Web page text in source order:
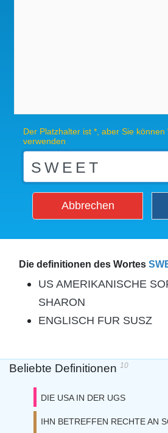
Der Platzhalter ist *, aber Sie
verwenden
Abbrechen
Die definitionen des Wortes
US AMERIKANISCHE
SHARON
ENGLISCH FUR SUSZ
Beliebte Definitionen 10
DIE USA IN DER UGS
IHN BETREFFEN RECHTE AN